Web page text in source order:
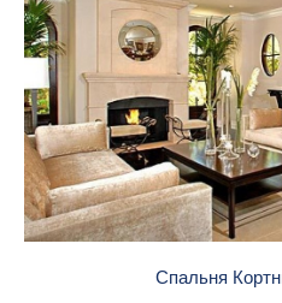
Спальня